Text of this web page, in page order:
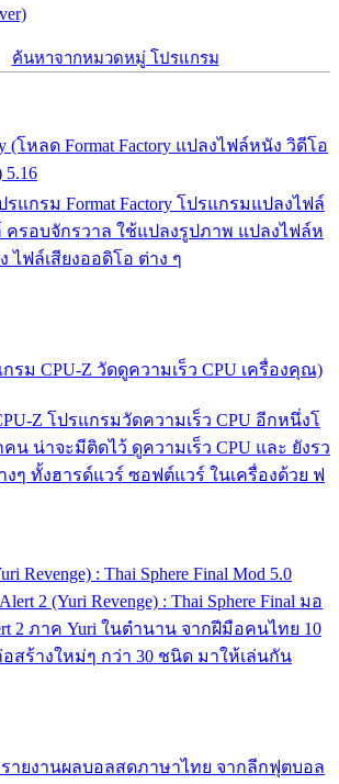
ค้นหาจากหมวดหมู่ โปรแกรม
(โหลด Format Factory แปลงไฟล์หนัง วิดีโอ
5.16
แกรม Format Factory โปรแกรมแปลงไฟล์
ครอบจักรวาล ใช้แปลงรูปภาพ แปลงไฟล์ห
ไฟล์เสียงออดิโอ ต่าง ๆ
กรม CPU-Z วัดดูความเร็ว CPU เครื่องคุณ)
Z โปรแกรมวัดความเร็ว CPU อีกหนึ่งโ
น น่าจะมีติดไว้ ดูความเร็ว CPU และ ยังรว
ๆ ทั้งฮารด์แวร์ ซอฟต์แวร์ ในเครื่องด้วย ฟ
Revenge) : Thai Sphere Final Mod 5.0
2 (Yuri Revenge) : Thai Sphere Final มอ
2 ภาค Yuri ในตำนาน จากฝีมือคนไทย 10
สร้างใหม่ๆ กว่า 30 ชนิด มาให้เล่นกัน
รายงานผลบอลสดภาษาไทย จากลีกฟุตบอล